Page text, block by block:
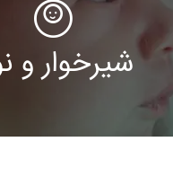
شیرخوار و